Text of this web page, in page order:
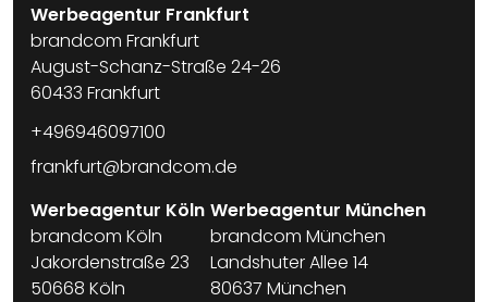
Werbeagentur Frankfurt
brandcom Frankfurt
August-Schanz-Straße 24-26
60433 Frankfurt
+496946097100
frankfurt@brandcom.de
Werbeagentur Köln
brandcom Köln
Jakordenstraße 23
50668 Köln
Werbeagentur München
brandcom München
Landshuter Allee 14
80637 München